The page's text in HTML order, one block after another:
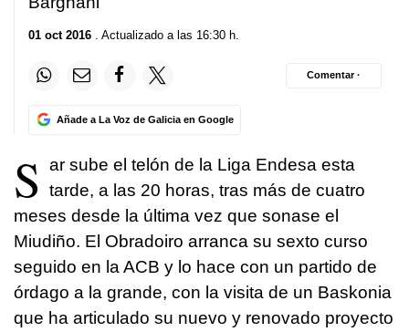
01 oct 2016 . Actualizado a las 16:30 h.
Añade a La Voz de Galicia en Google
Comentar ·
S
ar sube el telón de la Liga Endesa esta
tarde, a las 20 horas, tras más de cuatro
meses desde la última vez que sonase el
Miudiño. El Obradoiro arranca su sexto curso
seguido en la ACB y lo hace con un partido de
órdago a la grande, con la visita de un Baskonia
que ha articulado su nuevo y renovado proyecto